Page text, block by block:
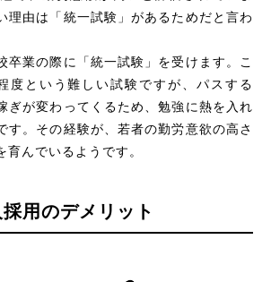
理由は「統一試験」があるためだと言わ
卒業の際に「統一試験」を受けます。こ
度という難しい試験ですが、パスする
ぎが変わってくるため、勉強に熱を入れ
す。その経験が、若者の勤労意欲の高さ
んでいるようです。
用のデメリット